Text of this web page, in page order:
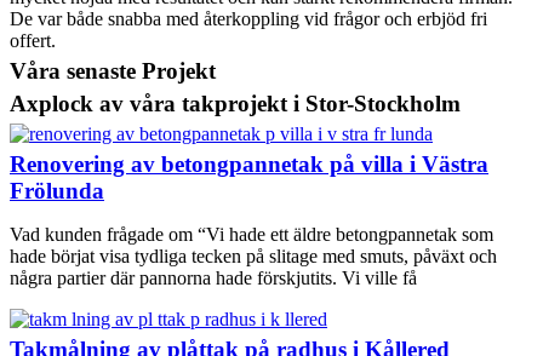
De var både snabba med återkoppling vid frågor och erbjöd fri
offert.
Våra senaste Projekt
Axplock av våra takprojekt i Stor-Stockholm
Renovering av betongpannetak på villa i Västra
Frölunda
Vad kunden frågade om “Vi hade ett äldre betongpannetak som
hade börjat visa tydliga tecken på slitage med smuts, påväxt och
några partier där pannorna hade förskjutits. Vi ville få
Takmålning av plåttak på radhus i Kållered